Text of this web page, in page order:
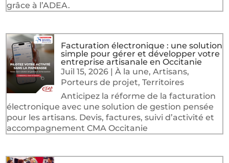
grâce à l’ADEA.
Facturation électronique : une solution
simple pour gérer et développer votre
entreprise artisanale en Occitanie
Juil 15, 2026| À la une, Artisans,
Porteurs de projet, Territoires
Anticipez la réforme de la facturation
électronique avec une solution de gestion pensée
pour les artisans. Devis, factures, suivi d’activité et
accompagnement CMA Occitanie